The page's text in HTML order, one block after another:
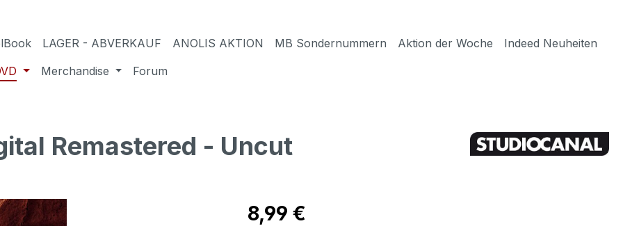
LAGER - ABVERKAUF ANOLIS AKTION MB Sondernummern Aktion der Woche
Indeed Neuheiten
Merchandise Forum
Remastered - Uncut
Regulärer Preis:
8,99 €